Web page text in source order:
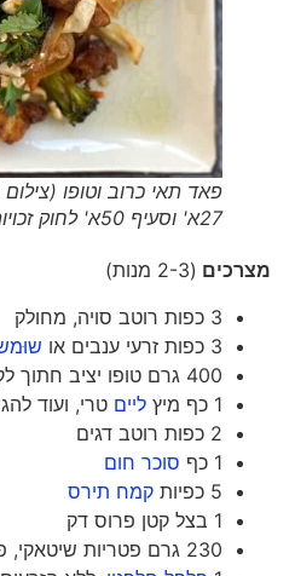
פאד תאי כרוב וטופו (צילום
מצרכים(2-3 מנות)
3 כפות רוטב סויה, מחולק
3 כפות זרעי ענבים או
400 גרם טופו יציב חתוך לקוביות בגודל 2-3 ס"מ
1 כף מיץ
לייםטרי, ועוד להגשה
2 כפות רוטב דגים
1 כף
סוכר חום
5 כפיות
קמח תירס
1 בצל קטן פרוס דק
230 גרם פטריות שיטאקי, פרוסות דק